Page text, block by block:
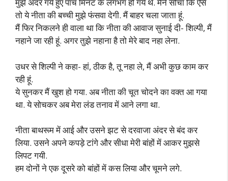
तो ये नीता की बच्ची मुझे फंसवा देगी. मैं बाहर चला जाता हूं.
मैं फिर निकलने ही वाला था कि नीता की आवाज सुनाई दी- शिल्पी, मैं
नहाने जा रही हूं. अगर तुझे नहाना है तो मेरे बाद नहा लेना.
उधर से शिल्पी ने कहा- हां, ठीक है, तू नहा ले, मैं अभी कुछ काम कर
रही हूं.
ये सुनकर मैं खुश हो गया. अब नीता की चूत चोदने का वक्त आ गया
था. ये सोचकर अब मेरा लंड तनाव में आने लगा था.
नीता बाथरूम में आई और उसने झट से दरवाजा अंदर से बंद कर
लिया. उसने अपने कपड़े टांगे और सीधा मेरी बांहों में आकर मुझसे
लिपट गयी.
हम दोनों ने एक दूसरे को बांहों में कस लिया और चूमने लगे.